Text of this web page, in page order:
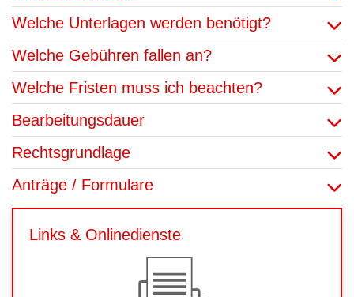
Welche Unterlagen werden benötigt?
Welche Gebühren fallen an?
Welche Fristen muss ich beachten?
Bearbeitungsdauer
Rechtsgrundlage
Anträge / Formulare
Links & Onlinedienste